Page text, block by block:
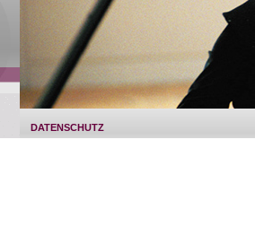
DATENSCHUTZ